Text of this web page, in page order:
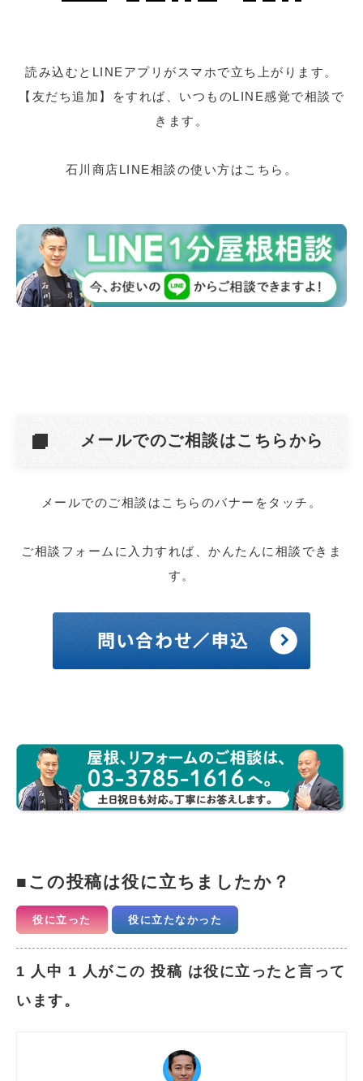
読み込むとLINEアプリがスマホで立ち上がります。
【友だち追加】をすれば、いつものLINE感覚で相談で
きます。
石川商店LINE相談の使い方はこちら。
メールでのご相談はこちらから
メールでのご相談はこちらのバナーをタッチ。
ご相談フォームに入力すれば、かんたんに相談できま
す。
この投稿は役に立ちましたか？
役に立った 役に立たなかった
1 人中 1 人がこの 投稿 は役に立ったと言って
います。